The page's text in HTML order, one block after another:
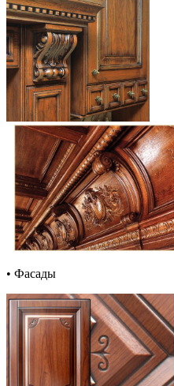
• Фасады